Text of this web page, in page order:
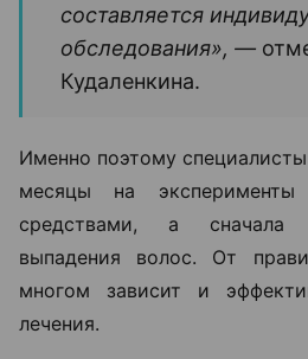
составляется
обследования», —
Кудаленкина.
Именно поэтому
месяцы на эксперименты
средствами, а сначала
выпадения волос. От
многом зависит и
лечения.